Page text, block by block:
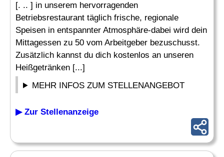
[. .. ] in unserem hervorragenden
Betriebsrestaurant täglich frische, regionale
Speisen in entspannter Atmosphäre-dabei wird dein
Mittagessen zu 50 vom Arbeitgeber bezuschusst.
Zusätzlich kannst du dich kostenlos an unseren
Heißgetränken [...]
MEHR INFOS ZUM STELLENANGEBOT
▶ Zur Stellenanzeige